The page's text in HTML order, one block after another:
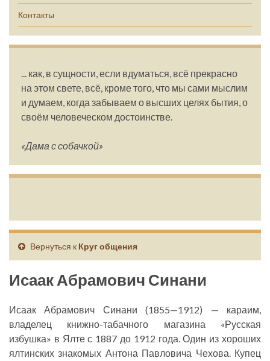
Контакты
... как, в сущности, если вдуматься, всё прекрасно
на этом свете, всё, кроме того, что мы сами мыслим
и думаем, когда забываем о высших целях бытия, о
своём человеческом достоинстве.
«Дама с собачкой»
Вернуться к Круг общения
Исаак Абрамович Синани
Исаак Абрамович Синани (1855—1912) — караим,
владелец книжно-табачного магазина «Русская
избушка» в Ялте с 1887 до 1912 года. Один из хороших
ялтинских знакомых Антона Павловича Чехова. Купец